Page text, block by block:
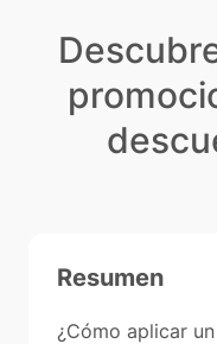
Resumen
¿Cómo aplicar